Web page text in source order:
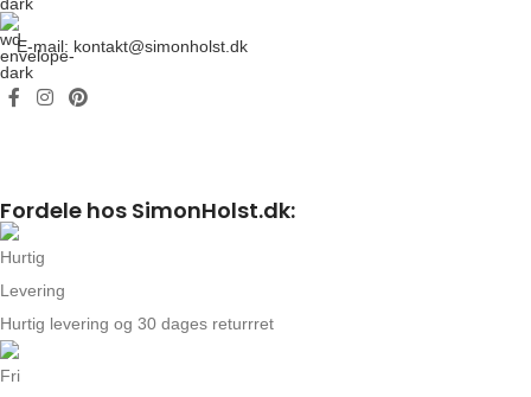
E-mail: kontakt@simonholst.dk
Fordele hos SimonHolst.dk:
Hurtig levering og 30 dages returrret